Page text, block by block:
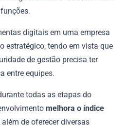
digitais em uma empresa
estratégico, tendo em vista que
de gestão precisa ter
entre equipes.
todas as etapas do
melhora o índice
além de oferecer diversas